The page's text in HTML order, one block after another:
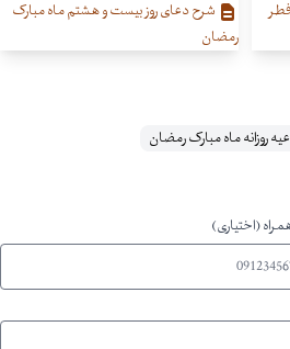
شرح دعای روز بیست‌ و هشتم ماه مبارک
رمضان
روزانه ماه مبارک رمضان
(اختیاری)